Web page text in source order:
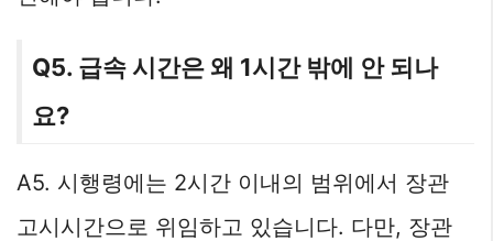
Q5. 급속 시간은 왜 1시간 밖에 안 되나
요?
A5. 시행령에는 2시간 이내의 범위에서 장관
고시시간으로 위임하고 있습니다. 다만, 장관